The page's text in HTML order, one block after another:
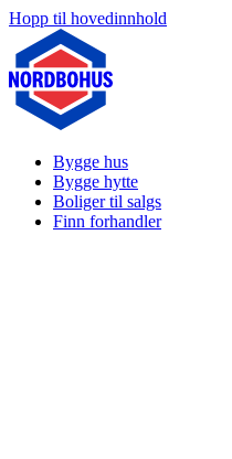
Hopp til hovedinnhold
Bygge hus
Bygge hytte
Boliger til salgs
Finn forhandler